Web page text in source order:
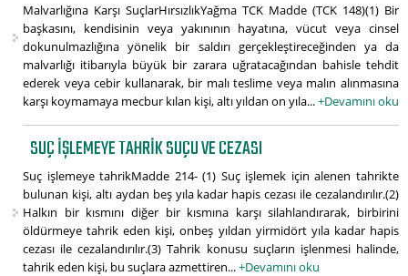
Malvarlığına Karşı SuçlarHırsızlıkYağma TCK Madde (TCK 148)(1) Bir
başkasını, kendisinin veya yakınının hayatına, vücut veya cinsel
dokunulmazlığına yönelik bir saldırı gerçekleştireceğinden ya da
malvarlığı itibarıyla büyük bir zarara uğratacağından bahisle tehdit
ederek veya cebir kullanarak, bir malı teslime veya malın alınmasına
karşı koymamaya mecbur kılan kişi, altı yıldan on yıla...+Devamını oku
SUÇ IŞLEMEYE TAHRIK SUÇU VE CEZASI
Suç işlemeye tahrikMadde 214- (1) Suç işlemek için alenen tahrikte
bulunan kişi, altı aydan beş yıla kadar hapis cezası ile cezalandırılır.(2)
Halkın bir kısmını diğer bir kısmına karşı silahlandırarak, birbirini
öldürmeye tahrik eden kişi, onbeş yıldan yirmidört yıla kadar hapis
cezası ile cezalandırılır.(3) Tahrik konusu suçların işlenmesi halinde,
tahrik eden kişi, bu suçlara azmettiren...+Devamını oku